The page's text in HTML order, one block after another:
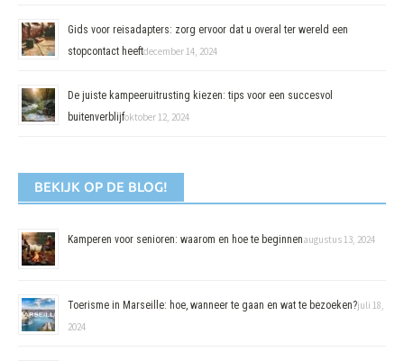
Gids voor reisadapters: zorg ervoor dat u overal ter wereld een
stopcontact heeftdecember 14, 2024
De juiste kampeeruitrusting kiezen: tips voor een succesvol
buitenverblijfoktober 12, 2024
BEKIJK OP DE BLOG!
Kamperen voor senioren: waarom en hoe te beginnenaugustus 13, 2024
Toerisme in Marseille: hoe, wanneer te gaan en wat te bezoeken?juli 18,
2024